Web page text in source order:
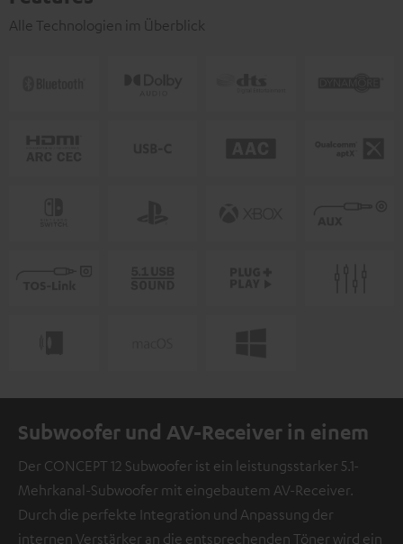
Alle Technologien im Überblick
Subwoofer und AV-Receiver in einem
Der CONCEPT 12 Subwoofer ist ein leistungsstarker 5.1-
Mehrkanal-Subwoofer mit eingebautem AV-Receiver.
Durch die perfekte Integration und Anpassung der
internen Verstärker an die entsprechenden Töner wird ein